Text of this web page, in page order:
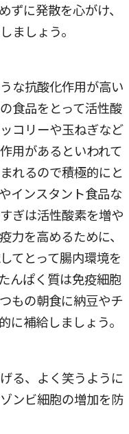
ずに発散を心がけ、
ましょう。
な抗酸化作用が高い
食品をとって活性酸
コリーや玉ねぎなど
用があるといわれて
れるので積極的にと
インスタント食品な
ぎは活性酸素を増や
力を高めるために、
てとって腸内環境を
んぱく質は免疫細胞
もの朝食に納豆やチ
に補給しましょう。
る、よく笑うように
ンビ細胞の増加を防